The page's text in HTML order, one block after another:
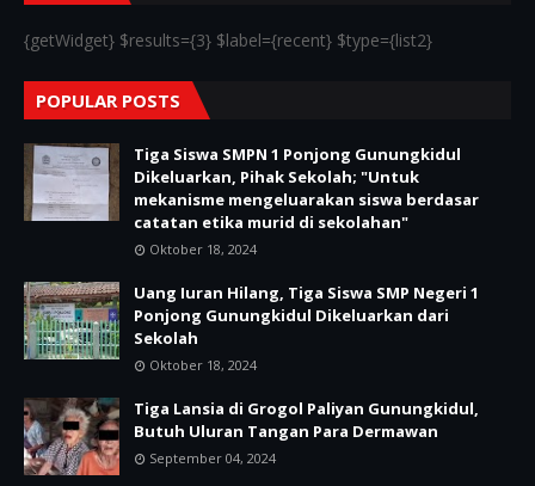
{getWidget} $results={3} $label={recent} $type={list2}
POPULAR POSTS
Tiga Siswa SMPN 1 Ponjong Gunungkidul
Dikeluarkan, Pihak Sekolah; "Untuk
mekanisme mengeluarakan siswa berdasar
catatan etika murid di sekolahan"
Oktober 18, 2024
Uang Iuran Hilang, Tiga Siswa SMP Negeri 1
Ponjong Gunungkidul Dikeluarkan dari
Sekolah
Oktober 18, 2024
Tiga Lansia di Grogol Paliyan Gunungkidul,
Butuh Uluran Tangan Para Dermawan
September 04, 2024